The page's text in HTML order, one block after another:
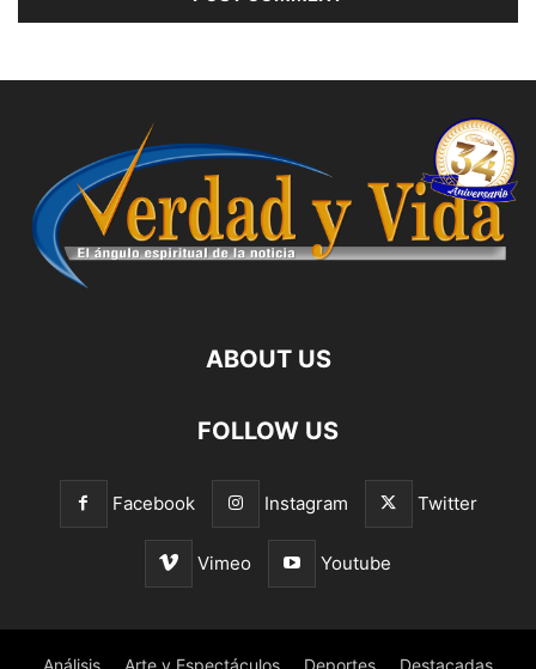
ABOUT US
FOLLOW US
Facebook Instagram Twitter
Vimeo Youtube